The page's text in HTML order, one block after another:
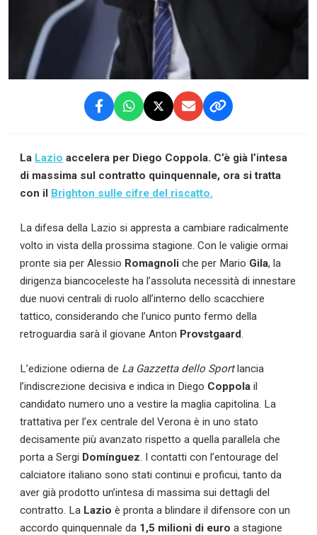
La Lazio accelera per Diego Coppola. C’è già l’intesa
di massima sul contratto quinquennale, ora si tratta
con il Brighton sulle cifre del riscatto.
La difesa della Lazio si appresta a cambiare radicalmente
volto in vista della prossima stagione. Con le valigie ormai
pronte sia per Alessio Romagnoli che per Mario Gila, la
dirigenza biancoceleste ha l’assoluta necessità di innestare
due nuovi centrali di ruolo all’interno dello scacchiere
tattico, considerando che l’unico punto fermo della
retroguardia sarà il giovane Anton Provstgaard.
L’edizione odierna de La Gazzetta dello Sportlancia
l’indiscrezione decisiva e indica in Diego Coppola il
candidato numero uno a vestire la maglia capitolina. La
trattativa per l’ex centrale del Verona è in uno stato
decisamente più avanzato rispetto a quella parallela che
porta a Sergi Domínguez. I contatti con l’entourage del
calciatore italiano sono stati continui e proficui, tanto da
aver già prodotto un’intesa di massima sui dettagli del
contratto. La Lazio è pronta a blindare il difensore con un
accordo quinquennale da 1,5 milioni di euro a stagione